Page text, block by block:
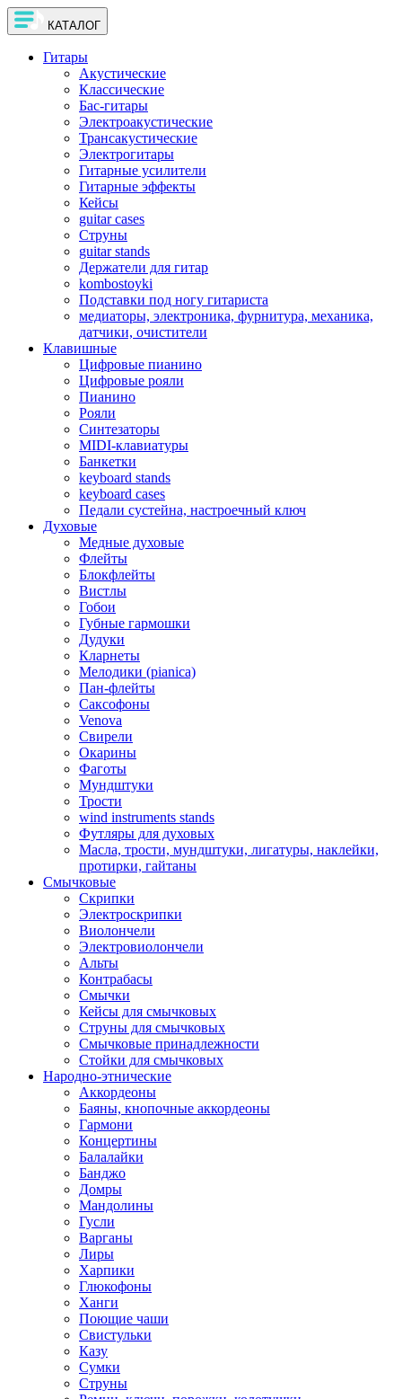
КАТАЛОГ
Гитары
Акустические
Классические
Бас-гитары
Электроакустические
Трансакустические
Электрогитары
Гитарные усилители
Гитарные эффекты
Кейсы
guitar cases
Струны
guitar stands
Держатели для гитар
kombostoyki
Подставки под ногу гитариста
медиаторы, электроника, фурнитура, механика,
датчики, очистители
Клавишные
Цифровые пианино
Цифровые рояли
Пианино
Рояли
Синтезаторы
MIDI-клавиатуры
Банкетки
keyboard stands
keyboard cases
Педали сустейна, настроечный ключ
Духовые
Медные духовые
Флейты
Блокфлейты
Вистлы
Гобои
Губные гармошки
Дудуки
Кларнеты
Мелодики (pianica)
Пан-флейты
Саксофоны
Venova
Свирели
Окарины
Фаготы
Мундштуки
Трости
wind instruments stands
Футляры для духовых
Масла, трости, мундштуки, лигатуры, наклейки,
протирки, гайтаны
Смычковые
Скрипки
Электроскрипки
Виолончели
Электровиолончели
Альты
Контрабасы
Смычки
Кейсы для смычковых
Струны для смычковых
Смычковые принадлежности
Стойки для смычковых
Народно-этнические
Аккордеоны
Баяны, кнопочные аккордеоны
Гармони
Концертины
Балалайки
Банджо
Домры
Мандолины
Гусли
Варганы
Лиры
Харпики
Глюкофоны
Ханги
Поющие чаши
Свистульки
Казу
Сумки
Струны